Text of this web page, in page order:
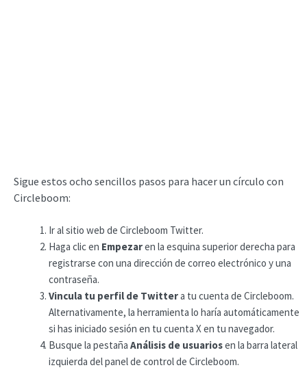
Sigue estos ocho sencillos pasos para hacer un círculo con
Circleboom:
Ir al sitio web de Circleboom Twitter.
Haga clic en Empezaren la esquina superior derecha para
registrarse con una dirección de correo electrónico y una
contraseña.
Vincula tu perfil de Twittera tu cuenta de Circleboom.
Alternativamente, la herramienta lo haría automáticamente
si has iniciado sesión en tu cuenta X en tu navegador.
Busque la pestaña Análisis de usuariosen la barra lateral
izquierda del panel de control de Circleboom.